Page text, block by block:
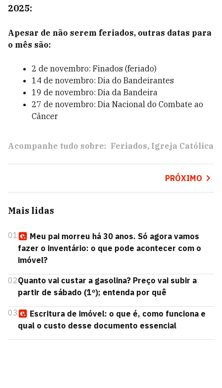
2025:
Apesar de não serem feriados, outras datas para
o mês são:
2 de novembro: Finados (feriado)
14 de novembro: Dia do Bandeirantes
19 de novembro: Dia da Bandeira
27 de novembro: Dia Nacional do Combate ao
Câncer
Acompanhe tudo sobre: Feriados Igreja Católica
PRÓXIMO
Mais lidas
01
Meu pai morreu há 30 anos. Só agora vamos
fazer o inventário: o que pode acontecer com o
imóvel?
02Quanto vai custar a gasolina? Preço vai subir a
partir de sábado (1º); entenda por quê
03
Escritura de imóvel: o que é, como funciona e
qual o custo desse documento essencial